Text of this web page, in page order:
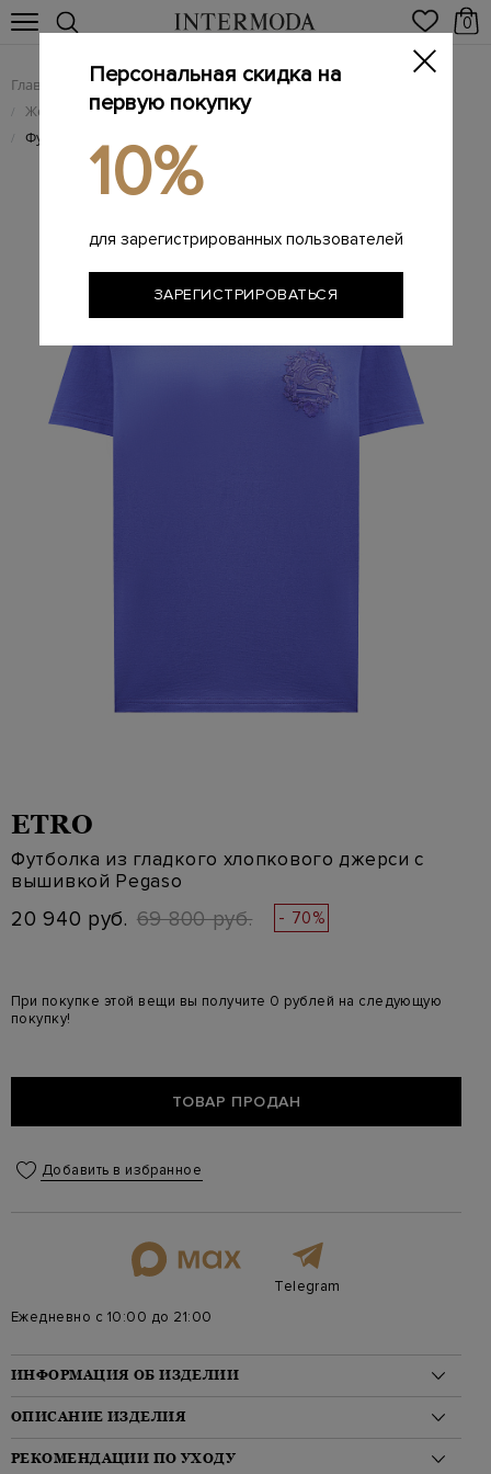
0
Главная Женщинам / Женская одежда
/ Женские футболки
/ Футболка из гладкого хлопкового джерси с вышивкой Pegaso
ETRO
Футболка из гладкого хлопкового джерси с
вышивкой Pegaso
20 940 руб. 69 800 руб. - 70%
При покупке этой вещи вы получите 0 рублей на следующую
покупку!
ТОВАР ПРОДАН
Добавить в избранное
Telegram
Ежедневно с 10:00 до 21:00
ИНФОРМАЦИЯ ОБ ИЗДЕЛИИ
Материал: хлопок 100%
На модели: 173/86/60/90 на модели размер XS
Стиль: Футболки
Цвет: Синий
ОПИСАНИЕ ИЗДЕЛИЯ
Футболка свободного кроя от Etro выполнена из гладкого
РЕКОМЕНДАЦИИ ПО УХОДУ
Персональная скидка на
первую покупку
10%
для зарегистрированных пользователей
ЗАРЕГИСТРИРОВАТЬСЯ